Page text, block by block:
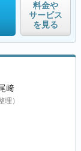
料金や
サービス
を見る
﨑
理）